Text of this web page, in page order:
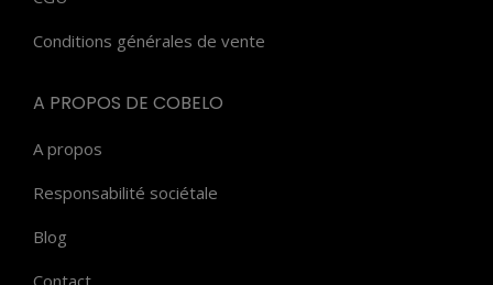
Conditions générales de vente
A PROPOS DE COBELO
A propos
Responsabilité sociétale
Blog
Contact